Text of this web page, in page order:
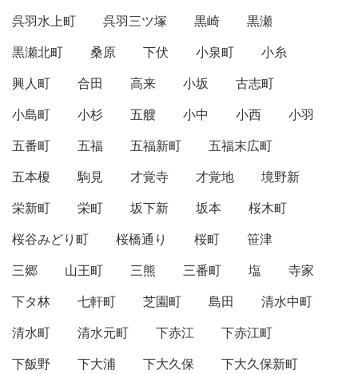
呉羽水上町
呉羽三ツ塚 黒崎
黒瀬
黒瀬北町
桑原 下伏 小泉町
小糸
興人町
合田 高来 小坂
古志町
小島町
小杉 五艘 小中 小西
小羽
五番町
五福 五福新町
五福末広町
五本榎
駒見 才覚寺 才覚地
境野新
栄新町
栄町 坂下新 坂本
桜木町
桜谷みどり町
桜橋通り 桜町
笹津
三郷
山王町 三熊 三番町 塩
寺家
下タ林
七軒町 芝園町 島田
清水中町
清水町
清水元町 下赤江
下赤江町
下飯野
下大浦 下大久保
下大久保新町